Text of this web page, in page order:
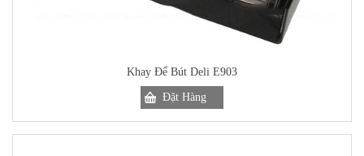
Khay Để Bút Deli E903